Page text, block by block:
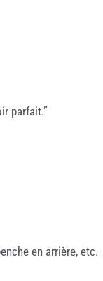
parfait.”
en arrière, etc.